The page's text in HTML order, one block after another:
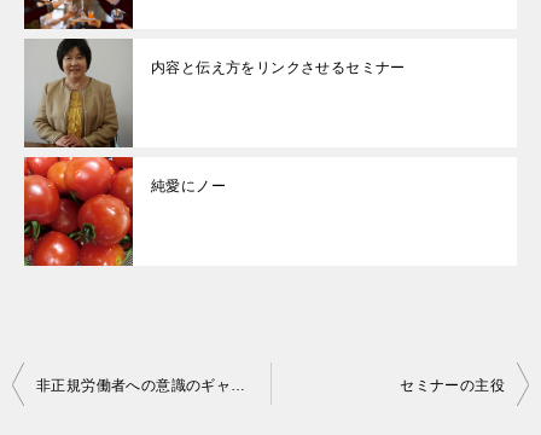
内容と伝え方をリンクさせるセミナー
純愛にノー
投
セミナーの主役